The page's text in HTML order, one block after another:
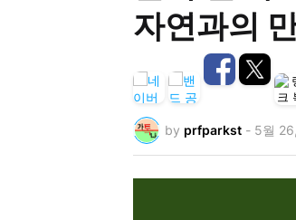
자연과의
by prfparkst - 5월